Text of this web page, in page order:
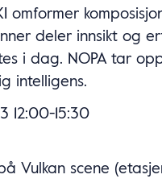
omformer
deler innsikt og
i dag. NOPA tar
intelligens.
12:00-15:30
Vulkan scene